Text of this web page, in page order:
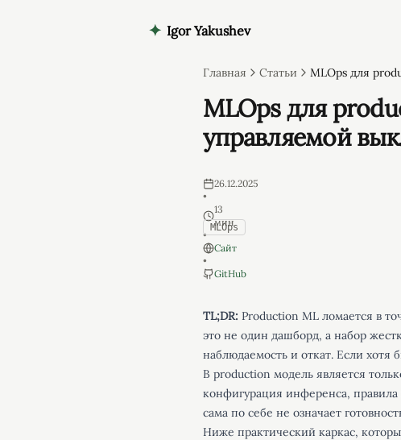
✦ Igor Yakushev
Главная Статьи MLOps для
MLOps для
управляемой
26.12.2025
•
13
мин
•
Сайт
•
GitHub
MLOps
TL;DR: Production ML ломается в
это не один дашборд, а набор
наблюдаемость и откат. Если хотя
В production модель является
конфигурация инференса,
сама по себе не означает
Ниже практический каркас,